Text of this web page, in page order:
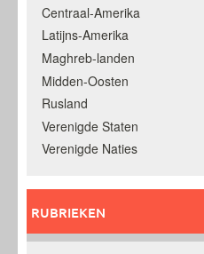
Centraal-Amerika
Latijns-Amerika
Maghreb-landen
Midden-Oosten
Rusland
Verenigde Staten
Verenigde Naties
RUBRIEKEN